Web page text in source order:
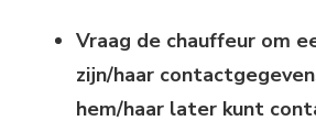
Vraag de chauffeur om
zijn/haar
hem/haar later kunt